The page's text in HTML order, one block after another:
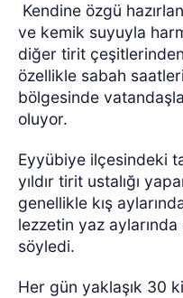
Kendine özgü
ve kemik suyuyla
diğer tirit
özellikle sabah
bölgesinde
oluyor.
Eyyübiye ilçesindeki
yıldır tirit ustalığı
genellikle kış
lezzetin yaz
söyledi.
Her gün yaklaşık 30